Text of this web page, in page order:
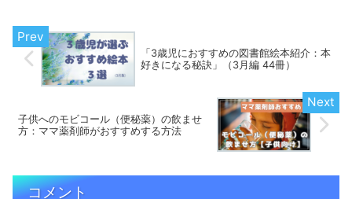
「3歳児におすすめの図書館絵本紹介：本
好きになる秘訣」（3月編 44冊）
子供へのモビコール（便秘薬）の飲ませ
方：ママ薬剤師がおすすめする方法
コメント